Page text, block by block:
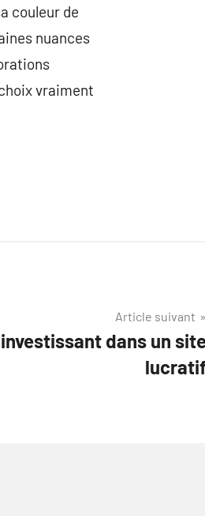
couleur de
nuances
vraiment
Article suivant
dans un